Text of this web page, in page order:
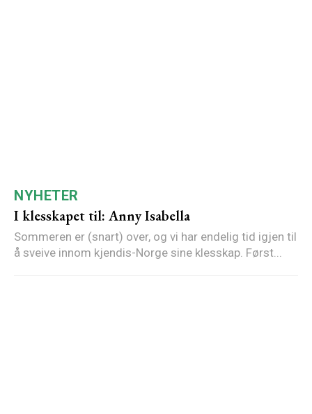
NYHETER
I klesskapet til: Anny Isabella
Sommeren er (snart) over, og vi har endelig tid igjen til
å sveive innom kjendis-Norge sine klesskap. Først...